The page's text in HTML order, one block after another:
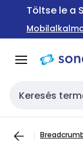
Ugrás aTöltse le a
Keresési bemenet